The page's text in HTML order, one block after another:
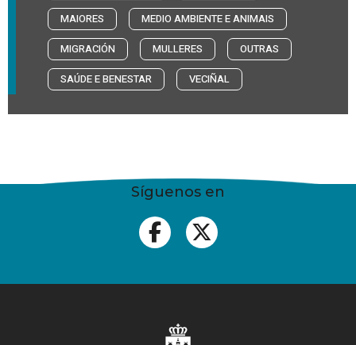
MAIORES
MEDIO AMBIENTE E ANIMAIS
MIGRACIÓN
MULLERES
OUTRAS
SAÚDE E BENESTAR
VECIÑAL
Síguenos en